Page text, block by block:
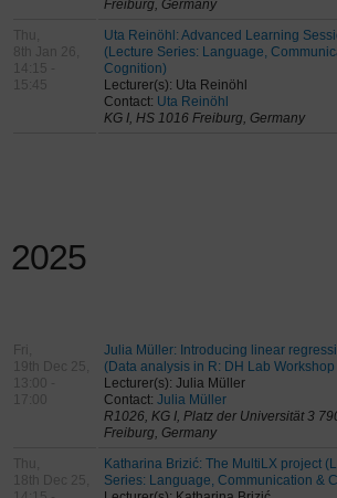
Freiburg, Germany
Thu,
8th Jan 26,
14:15 -
15:45
Uta Reinöhl: Advanced Learning
(Lecture Series: Language,
Cognition)
Lecturer(s): Uta Reinöhl
Contact: Uta Reinöhl
KG I, HS 1016 Freiburg, Germany
2025
Fri,
19th Dec 25,
13:00 -
17:00
Julia Müller: Introducing linear
(Data analysis in R: DH Lab
Lecturer(s): Julia Müller
Contact: Julia Müller
R1026, KG I, Platz der Universität 3
Freiburg, Germany
Thu,
18th Dec 25,
Katharina Brizić: The MultiLX project
Series: Language, Communication &